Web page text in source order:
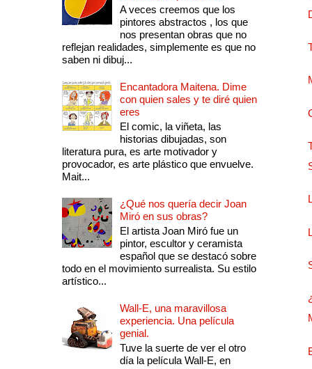
A veces creemos que los
pintores abstractos , los que
nos presentan obras que no
reflejan realidades, simplemente es que no
saben ni dibuj...
Encantadora Maitena. Dime
con quien sales y te diré quien
eres
El comic, la viñeta, las
historias dibujadas, son
literatura pura, es arte motivador y
provocador, es arte plástico que envuelve.
Mait...
¿Qué nos quería decir Joan
Miró en sus obras?
El artista Joan Miró fue un
pintor, escultor y ceramista
español que se destacó sobre
todo en el movimiento surrealista. Su estilo
artístico...
Wall-E, una maravillosa
experiencia. Una película
genial.
Tuve la suerte de ver el otro
día la película Wall-E, en